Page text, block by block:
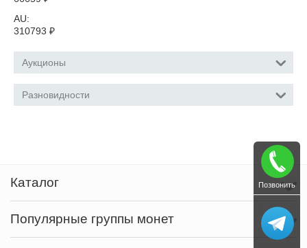
AU:
310793 ₽
Аукционы
Разновидности
Каталог
Популярные группы монет
Позвонить